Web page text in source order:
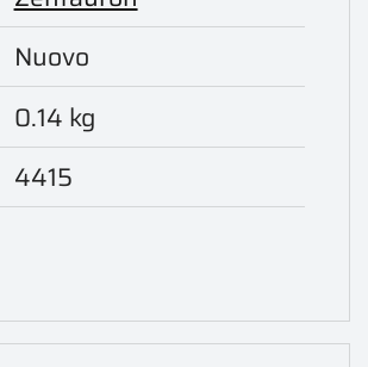
Nuovo
0.14 kg
4415